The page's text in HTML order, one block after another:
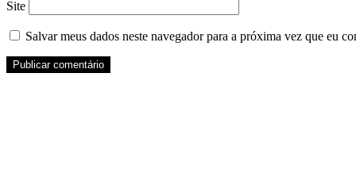
Site
Salvar meus dados neste navegador para a próxima vez que eu